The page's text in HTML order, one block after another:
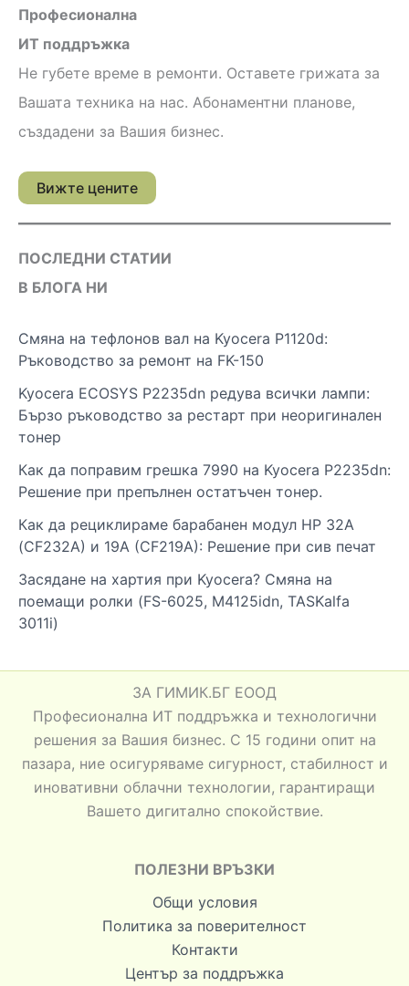
Професионална
ИТ поддръжка
Не губете време в ремонти. Оставете грижата за
Вашата техника на нас. Абонаментни планове,
създадени за Вашия бизнес.
Вижте цените
ПОСЛЕДНИ СТАТИИ
В БЛОГА НИ
Смяна на тефлонов вал на Kyocera P1120d:
Ръководство за ремонт на FK-150
Kyocera ECOSYS P2235dn редува всички лампи:
Бързо ръководство за рестарт при неоригинален
тонер
Как да поправим грешка 7990 на Kyocera P2235dn:
Решение при препълнен остатъчен тонер.
Как да рециклираме барабанен модул HP 32A
(CF232A) и 19A (CF219A): Решение при сив печат
Засядане на хартия при Kyocera? Смяна на
поемащи ролки (FS-6025, M4125idn, TASKalfa
3011i)
ЗА ГИМИК.БГ ЕООД
Професионална ИТ поддръжка и технологични
решения за Вашия бизнес. С 15 години опит на
пазара, ние осигуряваме сигурност, стабилност и
иновативни облачни технологии, гарантиращи
Вашето дигитално спокойствие.
ПОЛЕЗНИ ВРЪЗКИ
Общи условия
Политика за поверителност
Контакти
Център за поддръжка